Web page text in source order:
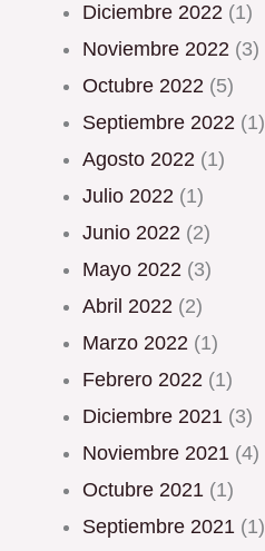
diciembre 2022 (1)
noviembre 2022 (3)
octubre 2022 (5)
septiembre 2022 (1)
agosto 2022 (1)
julio 2022 (1)
junio 2022 (2)
mayo 2022 (3)
abril 2022 (2)
marzo 2022 (1)
febrero 2022 (1)
diciembre 2021 (3)
noviembre 2021 (4)
octubre 2021 (1)
septiembre 2021 (1)